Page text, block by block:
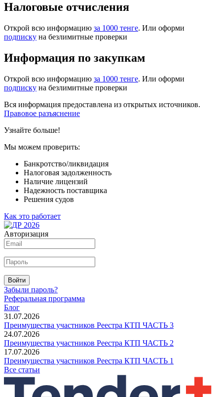
Налоговые отчисления
Открой всю информацию за 1000 тенге. Или оформи
подписку на безлимитные проверки
Информация по закупкам
Открой всю информацию за 1000 тенге. Или оформи
подписку на безлимитные проверки
Вся информация предоставлена из открытых источников.
Правовое разъяснение
Узнайте больше!
Мы можем проверить:
Банкротство/ликвидация
Налоговая задолженность
Наличие лицензий
Надежность поставщика
Решения судов
Как это работает
Авторизация
Войти
Забыли пароль?
Реферальная программа
Блог
31.07.2026
Преимущества участников Реестра КТП ЧАСТЬ 3
24.07.2026
Преимущества участников Реестра КТП ЧАСТЬ 2
17.07.2026
Преимущества участников Реестра КТП ЧАСТЬ 1
Все статьи